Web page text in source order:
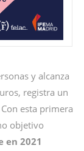
y alcanza
registra un
Con esta primera
objetivo
2021